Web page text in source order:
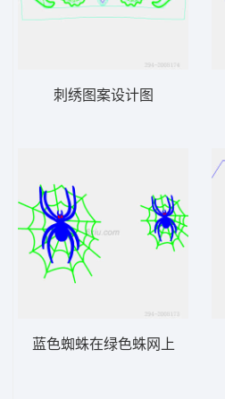
刺绣图案设计图
蓝色蜘蛛在绿色蛛网上